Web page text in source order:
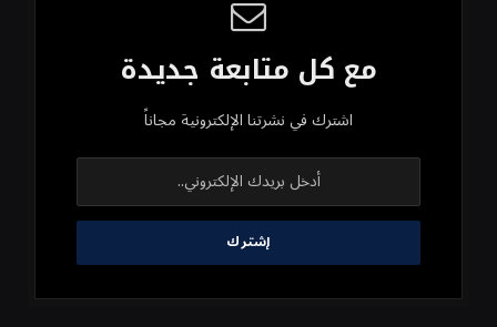
مع كل متابعة جديدة
اشترك في نشرتنا الإلكترونية مجاناً